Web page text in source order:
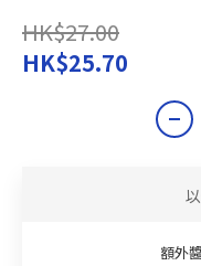
HK$27.00
HK$25.70
額外